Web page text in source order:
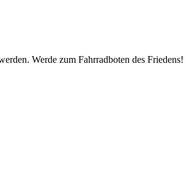
Werde zum Fahrradboten des Friedens!